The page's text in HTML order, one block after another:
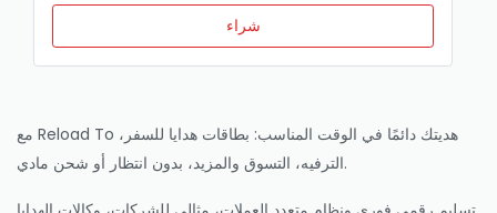
شراء
مع Reload To هديتك دائمًا في الوقت المناسب: بطاقات هدايا للسفر،
الترفيه، التسوق والمزيد، بدون انتظار أو شحن مادي.